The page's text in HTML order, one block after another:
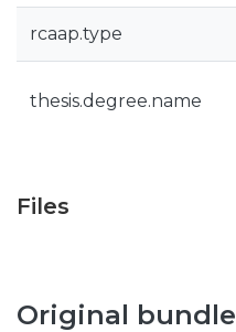
rcaap.type
thesis.degree.name
Files
Original bundle